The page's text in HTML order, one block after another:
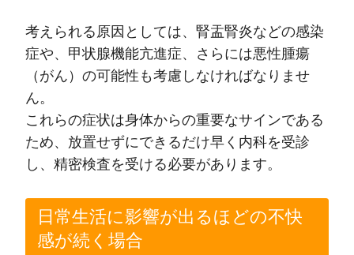
考えられる原因としては、腎盂腎炎などの感染
症や、甲状腺機能亢進症、さらには悪性腫瘍
（がん）の可能性も考慮しなければなりませ
ん。
これらの症状は身体からの重要なサインである
ため、放置せずにできるだけ早く内科を受診
し、精密検査を受ける必要があります。
日常生活に影響が出るほどの不快
感が続く場合